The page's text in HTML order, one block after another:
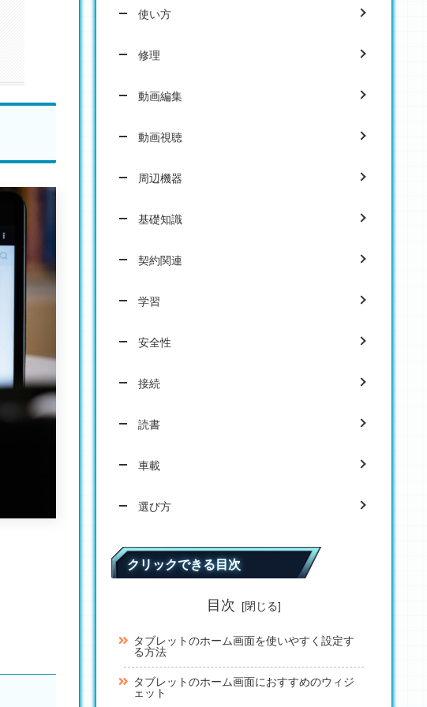
使い方
修理
動画編集
動画視聴
周辺機器
基礎知識
契約関連
学習
安全性
接続
読書
車載
選び方
クリックできる目次
目次
タブレットのホーム画面を使いやすく設定す
る方法
タブレットのホーム画面におすすめのウィジ
ェット